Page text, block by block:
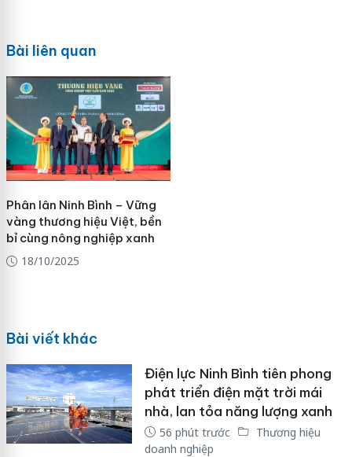
Bài liên quan
Phân lân Ninh Bình – Vững
vàng thương hiệu Việt, bền
bỉ cùng nông nghiệp xanh
18/10/2025
Bài viết khác
Điện lực Ninh Bình tiên phong
phát triển điện mặt trời mái
nhà, lan tỏa năng lượng xanh
56 phút trước
Thương hiệu
doanh nghiệp